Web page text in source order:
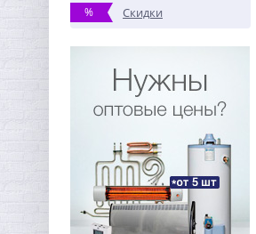
% Скидки